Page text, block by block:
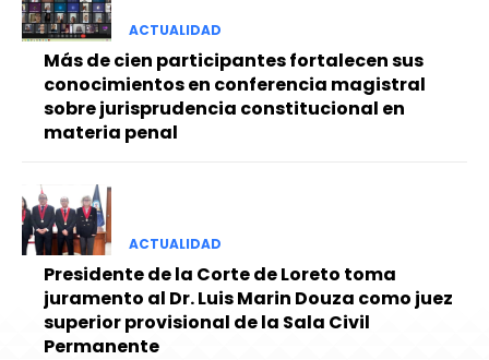
ACTUALIDAD
Más de cien participantes fortalecen sus
conocimientos en conferencia magistral
sobre jurisprudencia constitucional en
materia penal
ACTUALIDAD
Presidente de la Corte de Loreto toma
juramento al Dr. Luis Marin Douza como juez
superior provisional de la Sala Civil
Permanente